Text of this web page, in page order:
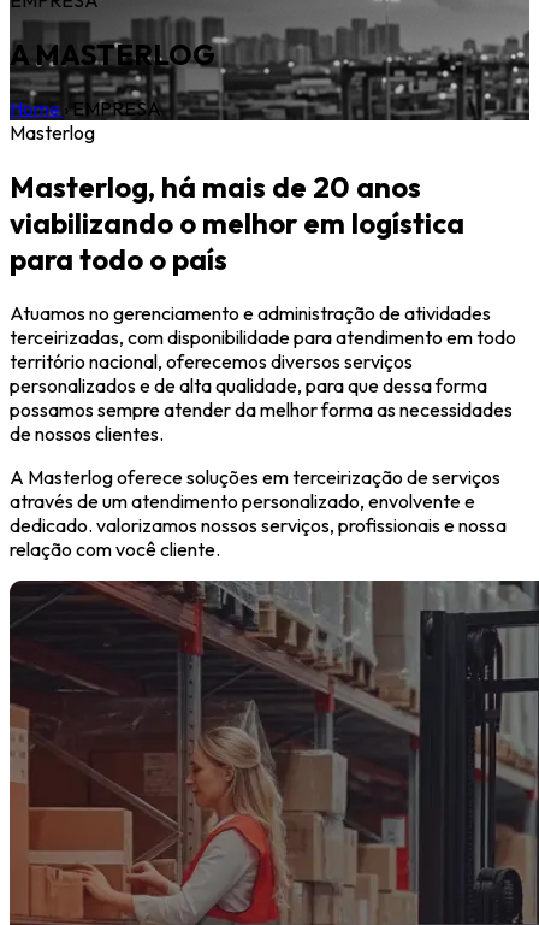
A MASTERLOG
Home › EMPRESA
Masterlog
Masterlog, há mais de 20 anos
viabilizando o melhor em logística
para todo o país
Atuamos no gerenciamento e administração de atividades
terceirizadas, com disponibilidade para atendimento em todo
território nacional, oferecemos diversos serviços
personalizados e de alta qualidade, para que dessa forma
possamos sempre atender da melhor forma as necessidades
de nossos clientes.
A Masterlog oferece soluções em terceirização de serviços
através de um atendimento personalizado, envolvente e
dedicado. valorizamos nossos serviços, profissionais e nossa
relação com você cliente.